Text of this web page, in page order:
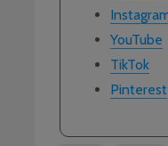
YouTube
TikTok
Pinterest